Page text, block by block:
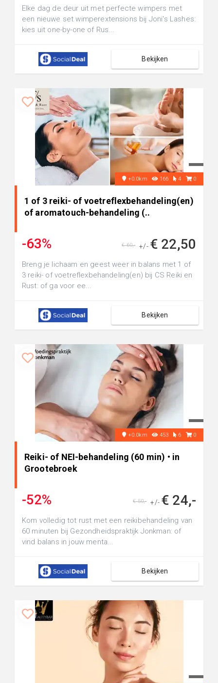
Elke dag de deur uit met perfecte wimpers met
een nieuwe set wimperextensions bij Joni's Lashes:
kies uit one-by-one of Rus...
Bekijken
+0.0km 166 4 0
1 of 3 reiki- of voetreflexbehandeling(en)
of aromatouch-behandeling (..
-63% +/- € 22,50
€ 60,-
Breng je lichaam en geest weer in balans met 1 of
3 reiki- of voetreflexbehandeling(en) bij CS Reiki en
Rust: of ga voor ee...
Bekijken
+0.0km 453 6 0
Reiki- of NEI-behandeling (60 min) • in
Grootebroek
-52% +/- € 24,-
€ 50,-
Kom volledig tot rust met een reikibehandeling van
60 minuten bij Gezondheidspraktijk Jonkman: of
vind balans in jouw menta...
Bekijken